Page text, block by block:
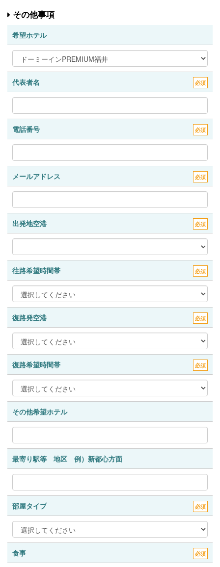
その他事項
希望ホテル
代表者名 必須
電話番号 必須
メールアドレス 必須
出発地空港 必須
往路希望時間帯 必須
復路発空港 必須
復路希望時間帯 必須
その他希望ホテル
最寄り駅等 地区 例）新都心方面
部屋タイプ 必須
食事 必須